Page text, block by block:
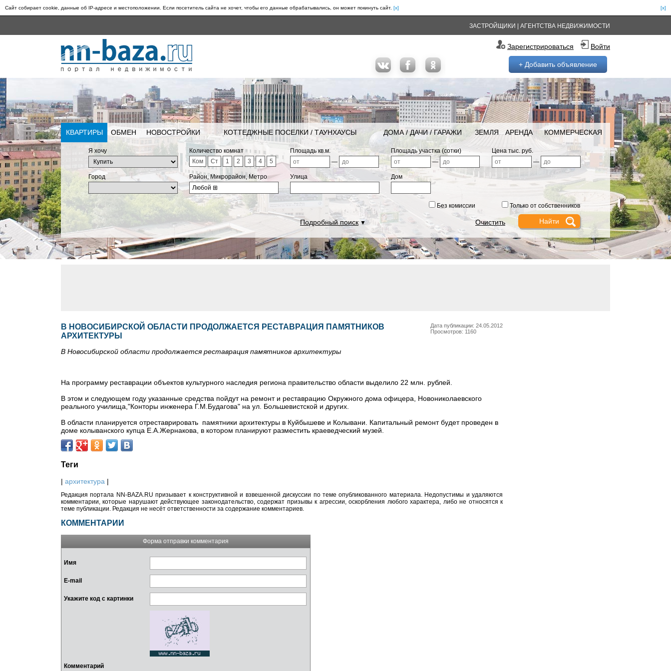
Сайт собирает cookie, данные об IP-адресе и местоположении. Если посетитель сайта не хочет, чтобы его данные обрабатывались, он может покинуть сайт. [x]
[x]
ЗАСТРОЙЩИКИ АГЕНТСТВА НЕДВИЖИМОСТИ
Зарегистрироваться Войти
+ Добавить объявление
КВАРТИРЫ ОБМЕН НОВОСТРОЙКИ КОТТЕДЖНЫЕ ПОСЕЛКИ / ТАУНХАУСЫ ДОМА / ДАЧИ / ГАРАЖИ ЗЕМЛЯ АРЕНДА КОММЕРЧЕСКАЯ
Я хочу
Количество комнат
Ком
Ст 1 2 3 4 5
Площадь кв.м.
—
Площадь участка (сотки)
—
Цена тыс. руб.
—
Город
Район, Микрорайон, Метро
Любой ⊞
Улица Дом
Без комиссии Только от собственников
Подробный поиск▼ Очистить
Дата публикации: 24.05.2012
Просмотров: 1160
В НОВОСИБИРСКОЙ ОБЛАСТИ ПРОДОЛЖАЕТСЯ РЕСТАВРАЦИЯ ПАМЯТНИКОВ
АРХИТЕКТУРЫ
В Новосибирской области продолжается реставрация памятников архитектуры
На программу реставрации объектов культурного наследия региона правительство области выделило 22 млн. рублей.
В этом и следующем году указанные средства пойдут на ремонт и реставрацию Окружного дома офицера, Новониколаевского
реального училища,"Конторы инженера Г.М.Будагова" на ул. Большевистской и других.
В области планируется отреставрировать памятники архитектуры в Куйбышеве и Колывани. Капитальный ремонт будет проведен в
доме колыванского купца Е.А.Жернакова, в котором планируют разместить краеведческий музей.
Теги
| архитектура |
Редакция портала NN-BAZA.RU призывает к конструктивной и взвешенной дискуссии по теме опубликованного материала. Недопустимы и удаляются
комментарии, которые нарушают действующее законодательство, содержат призывы к агрессии, оскорбления любого характера, либо не относятся к
теме публикации. Редакция не несёт ответственности за содержание комментариев.
КОММЕНТАРИИ
Форма отправки комментария
Имя
E-mail
Укажите код с картинки
Комментарий